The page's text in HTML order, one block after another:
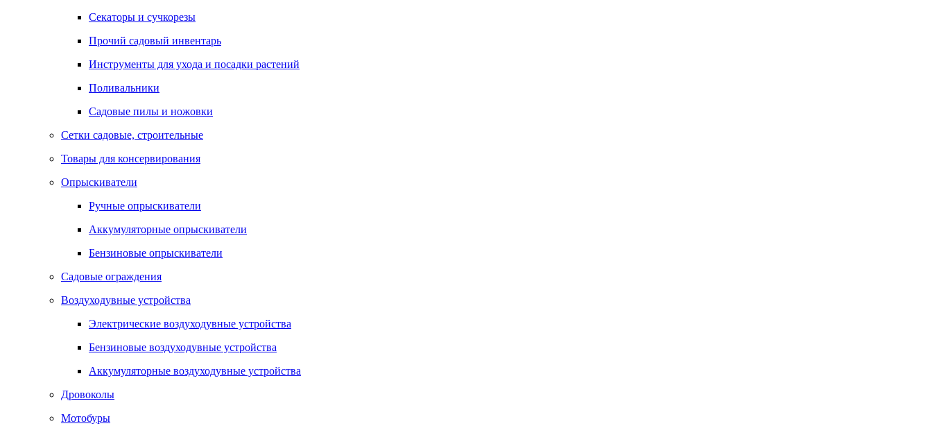
Секаторы и сучкорезы
Прочий садовый инвентарь
Инструменты для ухода и посадки растений
Поливальники
Садовые пилы и ножовки
Сетки садовые, строительные
Товары для консервирования
Опрыскиватели
Ручные опрыскиватели
Аккумуляторные опрыскиватели
Бензиновые опрыскиватели
Садовые ограждения
Воздуходувные устройства
Электрические воздуходувные устройства
Бензиновые воздуходувные устройства
Аккумуляторные воздуходувные устройства
Дровоколы
Мотобуры